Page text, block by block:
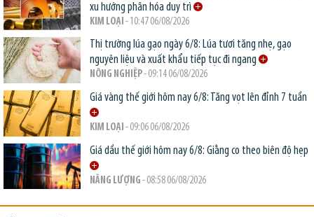
xu hướng phân hóa duy trì
KIM LOẠI - 10:47 06/08/2026
Thị trường lúa gạo ngày 6/8: Lúa tươi tăng nhẹ, gạo
nguyên liệu và xuất khẩu tiếp tục đi ngang
NÔNG NGHIỆP- 09:14 06/08/2026
Giá vàng thế giới hôm nay 6/8: Tăng vọt lên đỉnh 7 tuần
KIM LOẠI - 09:06 06/08/2026
Giá dầu thế giới hôm nay 6/8: Giằng co theo biên độ hẹp
NĂNG LƯỢNG - 08:58 06/08/2026